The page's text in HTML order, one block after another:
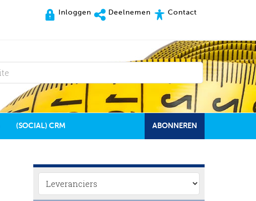
Inloggen Deelnemen Contact
(SOCIAL) CRM ABONNEREN